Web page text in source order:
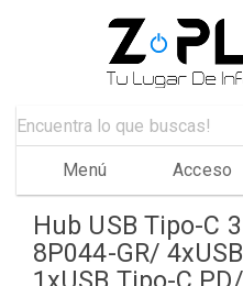
Menú Acceso
Hub USB Tipo-C
8P044-GR/